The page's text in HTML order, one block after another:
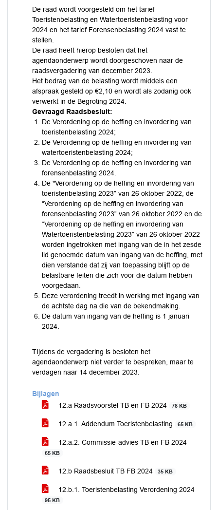
De raad wordt voorgesteld om het tarief
Toeristenbelasting en Watertoeristenbelasting voor
2024 en het tarief Forensenbelasting 2024 vast te
stellen.
De raad heeft hierop besloten dat het
agendaonderwerp wordt doorgeschoven naar de
raadsvergadering van december 2023.
Het bedrag van de belasting wordt middels een
afspraak gesteld op €2,10 en wordt als zodanig ook
verwerkt in de Begroting 2024.
Gevraagd Raadsbesluit:
De Verordening op de heffing en invordering van
toeristenbelasting 2024;
De Verordening op de heffing en invordering van
watertoeristenbelasting 2024;
De Verordening op de heffing en invordering van
forensenbelasting 2024.
De "Verordening op de heffing en invordering van
toeristenbelasting 2023” van 26 oktober 2022, de
“Verordening op de heffing en invordering van
forensenbelasting 2023” van 26 oktober 2022 en de
“Verordening op de heffing en invordering van
Watertoeristenbelasting 2023” van 26 oktober 2022
worden ingetrokken met ingang van de in het zesde
lid genoemde datum van ingang van de heffing, met
dien verstande dat zij van toepassing blijft op de
belastbare feiten die zich voor die datum hebben
voorgedaan.
Deze verordening treedt in werking met ingang van
de achtste dag na die van de bekendmaking.
De datum van ingang van de heffing is 1 januari
2024.
TIjdens de vergadering is besloten het
agendaonderwerp niet verder te bespreken, maar te
verdagen naar 14 december 2023.
Bijlagen
12.a Raadsvoorstel TB en FB 2024
78 KB
12.a.1. Addendum Toeristenbelasting 65 KB
12.a.2. Commissie-advies TB en FB 2024
65 KB
12.b Raadsbesluit TB FB 2024 35 KB
12.b.1. Toeristenbelasting Verordening 2024
95 KB